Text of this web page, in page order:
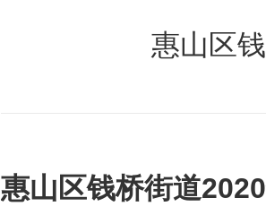
惠山区
惠山区钱桥街道2020